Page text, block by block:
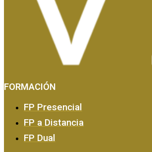
FORMACIÓN
FP Presencial
FP a Distancia
FP Dual